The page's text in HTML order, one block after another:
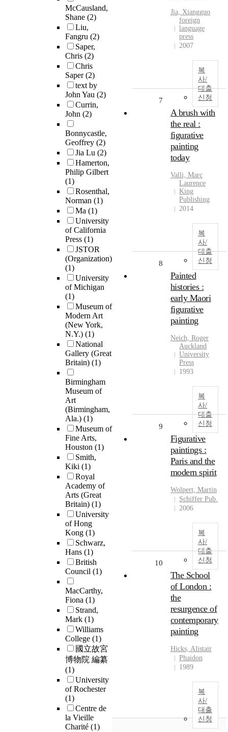
McCausland,
Shane (2)
Liu,
Fangru (2)
Saper,
Chris (2)
Chris
Saper(2)
text by
John Yau (2)
Currin,
John (2)
Bonnycastle,
Geoffrey (2)
Jia Lu (2)
Hamerton,
Philip Gilbert
(1)
Rosenthal,
Norman (1)
Ma (1)
University
of California
Press (1)
JSTOR
(Organization)
(1)
University
of Michigan
(1)
Museum of
Modern Art
(New York,
N.Y.) (1)
National
Gallery (Great
Britain) (1)
Birmingham
Museum of
Art
(Birmingham,
Ala.) (1)
Museum of
Fine Arts,
Houston (1)
Smith,
Kiki (1)
Royal
Academy of
Arts (Great
Britain) (1)
University
of Hong
Kong (1)
Schwarz,
Hans (1)
British
Council (1)
MacCarthy,
Fiona (1)
Strand,
Mark (1)
Williams
College (1)
國立故宮
博物院 編纂
(1)
University
of Rochester
(1)
Centre de
la Vieille
Charité (1)
Jia, Xiangguo
foreign
language
press
2007
복
사/
대출
신청
7
A brush with
the real :
figurative
painting
today
Valli, Marc
Laurence
King
Publishing
2014
복
사/
대출
신청
8
Painted
histories :
early Maori
figurative
painting
Neich, Roger
Auckland
University
Press
1993
복
사/
대출
신청
9
Figurative
paintings :
Paris and the
modern spirit
Wolpert, Martin
Schiffer Pub.
2006
복
사/
대출
신청
10
The School
of London :
the
resurgence of
contemporary
painting
Hicks, Alistair
Phaidon
1989
복
사/
대출
신청